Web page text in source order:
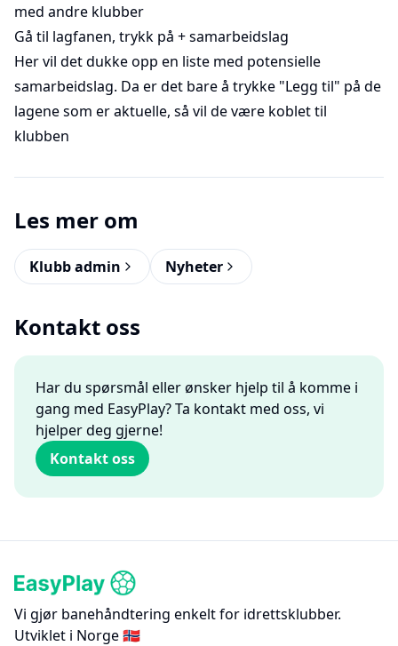
med andre klubber
Gå til lagfanen, trykk på + samarbeidslag
Her vil det dukke opp en liste med potensielle
samarbeidslag. Da er det bare å trykke "Legg til" på de
lagene som er aktuelle, så vil de være koblet til
klubben
Les mer om
Klubb admin Nyheter
Kontakt oss
Har du spørsmål eller ønsker hjelp til å komme i
gang med EasyPlay? Ta kontakt med oss, vi
hjelper deg gjerne!
Kontakt oss
Vi gjør banehåndtering enkelt for idrettsklubber.
Utviklet i Norge 🇳🇴